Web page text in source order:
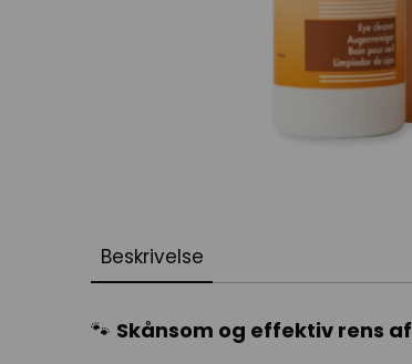
Beskrivelse
🐾 Skånsom og effektiv rens